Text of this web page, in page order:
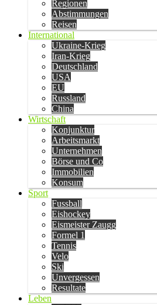
Regionen
Abstimmungen
Reisen
International
Ukraine-Krieg
Iran-Krieg
Deutschland
USA
EU
Russland
China
Wirtschaft
Konjunktur
Arbeitsmarkt
Unternehmen
Börse und Co
Immobilien
Konsum
Sport
Fussball
Eishockey
Eismeister Zaugg
Formel 1
Tennis
Velo
Ski
Unvergessen
Resultate
Leben